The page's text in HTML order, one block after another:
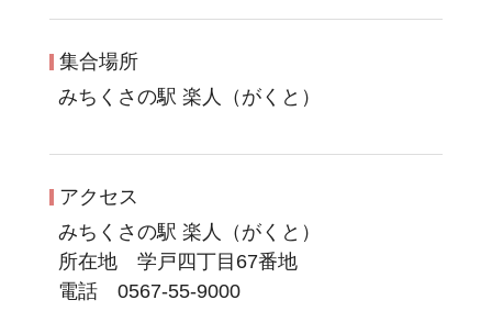
集合場所
みちくさの駅 楽人（がくと）
アクセス
みちくさの駅 楽人（がくと）
所在地 学戸四丁目67番地
電話 0567-55-9000